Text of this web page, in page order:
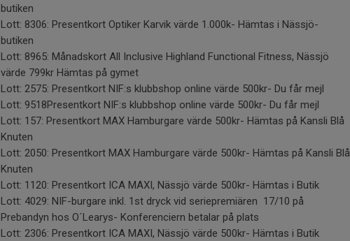
butiken
Lott: 8306: Presentkort Optiker Karvik värde 1.000k- Hämtas i Nässjö-
butiken
Lott: 8965: Månadskort All Inclusive Highland Functional Fitness, Nässjö
värde 799kr Hämtas på gymet
Lott: 2575: Presentkort NIF:s klubbshop online värde 500kr- Du får mejl
Lott: 9518Presentkort NIF:s klubbshop online värde 500kr- Du får mejl
Lott: 157: Presentkort MAX Hamburgare värde 500kr- Hämtas på Kansli Blå
Knuten
Lott: 2050: Presentkort MAX Hamburgare värde 500kr- Hämtas på Kansli Blå
Knuten
Lott: 1120: Presentkort ICA MAXI, Nässjö värde 500kr- Hämtas i Butik
Lott: 4029: NIF-burgare inkl. 1st dryck vid seriepremiären 17/10 på
Prebandyn hos O´Learys- Konferenciern betalar på plats
Lott: 2306: Presentkort ICA MAXI, Nässjö värde 500kr- Hämtas i Butik